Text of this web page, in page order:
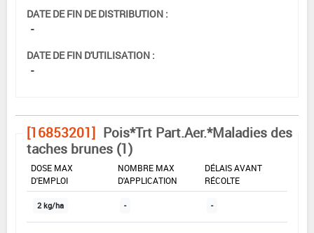
DATE DE FIN DE DISTRIBUTION :
-
DATE DE FIN D'UTILISATION :
-
[16853201] Pois*Trt Part.Aer.*Maladies des
taches brunes (1)
DOSE MAX
D'EMPLOI
NOMBRE MAX
D'APPLICATION
DÉLAIS AVANT
RÉCOLTE
2 kg/ha - -